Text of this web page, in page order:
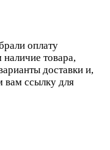
оплату
товара,
доставки и,
вам ссылку для